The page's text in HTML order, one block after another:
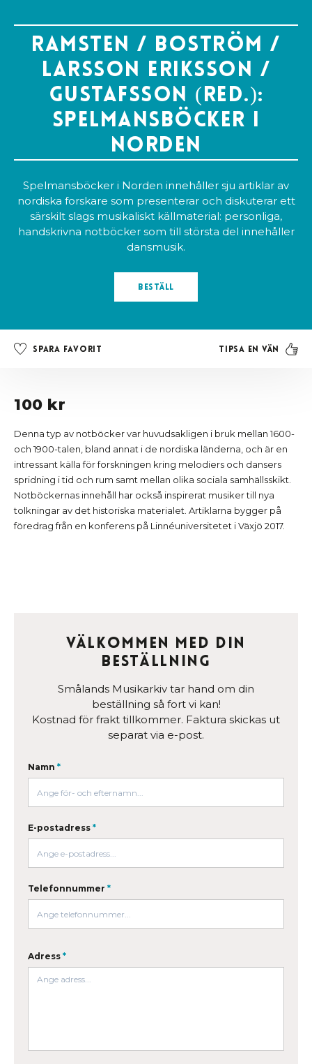
Ramsten / Boström /
Larsson Eriksson /
Gustafsson (red.):
Spelmansböcker i
Norden
Spelmansböcker i Norden innehåller sju artiklar av
nordiska forskare som presenterar och diskuterar ett
särskilt slags musikaliskt källmaterial: personliga,
handskrivna notböcker som till största del innehåller
dansmusik.
Beställ
Spara favorit Tipsa en vän
100 kr
Denna typ av notböcker var huvudsakligen i bruk mellan 1600-
och 1900-talen, bland annat i de nordiska länderna, och är en
intressant källa för forskningen kring melodiers och dansers
spridning i tid och rum samt mellan olika sociala samhällsskikt.
Notböckernas innehåll har också inspirerat musiker till nya
tolkningar av det historiska materialet. Artiklarna bygger på
föredrag från en konferens på Linnéuniversitetet i Växjö 2017.
Välkommen med din
beställning
Smålands Musikarkiv tar hand om din
beställning så fort vi kan!
Kostnad för frakt tillkommer. Faktura skickas ut
separat via e-post.
Namn *
E-postadress *
Telefonnummer *
Adress *